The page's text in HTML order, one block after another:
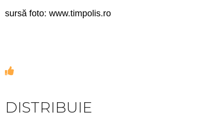
sursă foto: www.timpolis.ro
DISTRIBUIE